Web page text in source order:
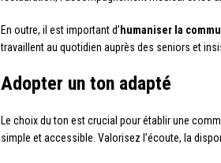
En outre, il est important d’ humaniser la
travaillent au quotidien auprès des seniors et
Adopter un ton adapté
Le choix du ton est crucial pour établir une
simple et accessible. Valorisez l’écoute, la